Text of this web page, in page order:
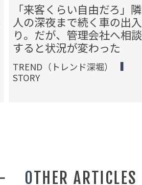
「来客くらい自由だろ」隣
人の深夜まで続く車の出入
り。だが、管理会社へ相談
すると状況が変わった
TREND（トレンド深堀）
STORY
OTHER ARTICLES